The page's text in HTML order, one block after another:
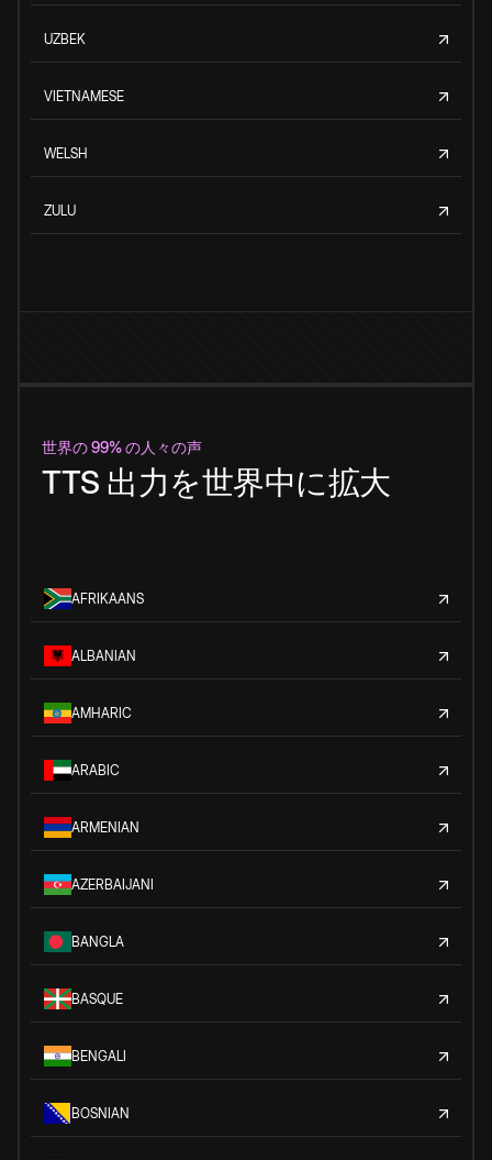
UZBEK
VIETNAMESE
WELSH
ZULU
世界の 99% の人々の声
TTS 出力を世界中に拡大
AFRIKAANS
ALBANIAN
AMHARIC
ARABIC
ARMENIAN
AZERBAIJANI
BANGLA
BASQUE
BENGALI
BOSNIAN